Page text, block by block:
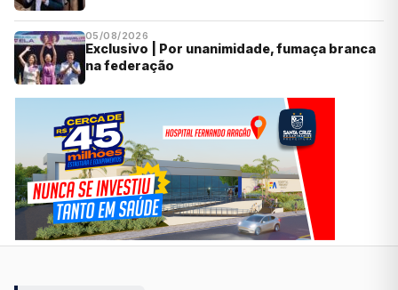
05/08/2026
Exclusivo | Por unanimidade, fumaça branca
na federação